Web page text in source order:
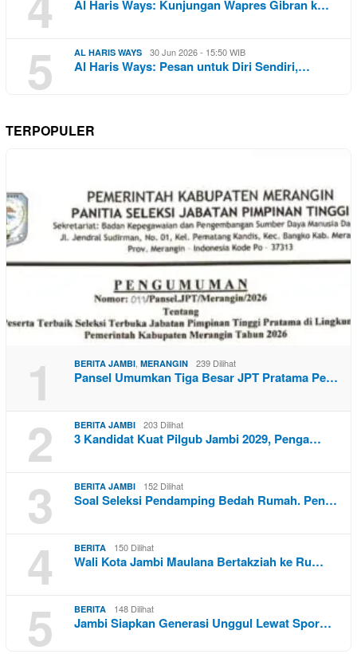
Al Haris Ways: Kunjungan Wapres Gibran k…
5 AL HARIS WAYS 30 Jun 2026 - 15:50 WIB
Al Haris Ways: Pesan untuk Diri Sendiri,…
TERPOPULER
1 BERITA JAMBI, MERANGIN 239 Dilihat
Pansel Umumkan Tiga Besar JPT Pratama Pe…
2 BERITA JAMBI 203 Dilihat
3 Kandidat Kuat Pilgub Jambi 2029, Penga…
3 BERITA JAMBI 152 Dilihat
Soal Seleksi Pendamping Bedah Rumah. Pen…
4 BERITA 150 Dilihat
Wali Kota Jambi Maulana Bertakziah ke Ru…
5 BERITA 148 Dilihat
Jambi Siapkan Generasi Unggul Lewat Spor…